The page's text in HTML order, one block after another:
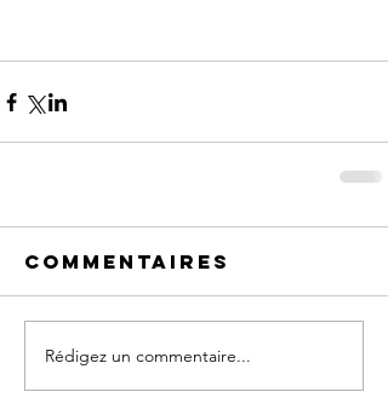
Commentaires
Rédigez un commentaire...